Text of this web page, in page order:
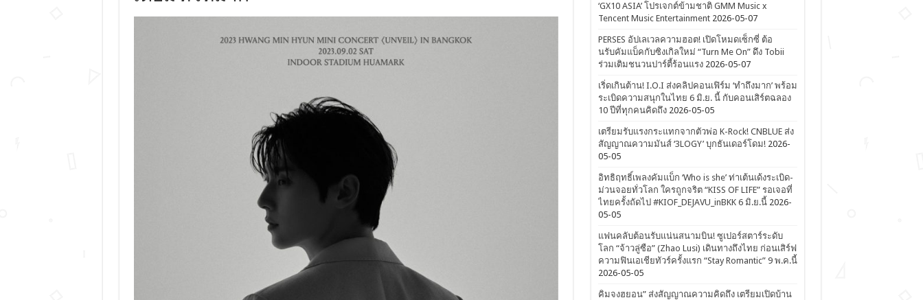
‘GX10 ASIA’ โปรเจกต์ข้ามชาติ GMM Music x
Tencent Music Entertainment 2026-05-07
PERSES อัปเลเวลความฮอต! เปิดโหมดเซ็กซี่ ต้อ
นรับคัมแบ็คกับซิงเกิลใหม่ “Turn Me On” ดึง Tobii
ร่วมเติมชนวนปาร์ตี้ร้อนแรง 2026-05-07
เริ่ดเกินต้าน! I.O.I ส่งคลิปคอนเฟิร์ม ‘ทำถึงมาก’ พร้อม
ระเบิดความสนุกในไทย 6 มิ.ย. นี้ กับคอนเสิร์ตฉลอง
10 ปีที่ทุกคนคิดถึง 2026-05-05
เตรียมรับแรงกระแทกจากตัวพ่อ K-Rock! CNBLUE ส่ง
สัญญาณความมันส์ ‘3LOGY’ บุกธันเดอร์โดม! 2026-
05-05
อิทธิฤทธิ์เพลงคัมแบ็ก ‘Who is she’ ท่าเต้นเด้งระเบิด-
ม่วนจอยทั่วโลก ใครถูกจริต “KISS OF LIFE” รอเจอที่
ไทยครั้งถัดไป #KIOF_DEJAVU_inBKK 6 มิ.ย.นี้ 2026-
05-05
แฟนคลับต้อนรับแน่นสนามบิน! ซูเปอร์สตาร์ระดับ
โลก “จ้าวลู่ซือ” (Zhao Lusi) เดินทางถึงไทย ก่อนเสิร์ฟ
ความฟินเอเชียทัวร์ครั้งแรก “Stay Romantic” 9 พ.ค.นี้
2026-05-05
คิมจงฮยอน” ส่งสัญญาณความคิดถึง เตรียมเปิดบ้าน